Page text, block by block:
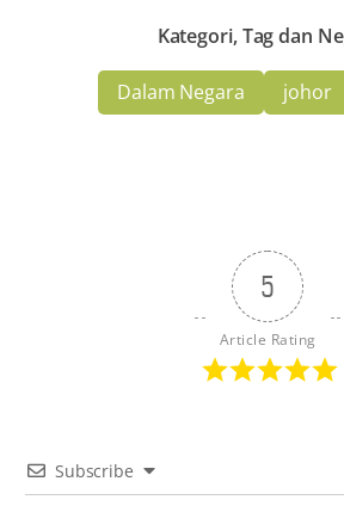
Kategori, Tag dan
Dalam Negara johor
5
Article Rating
Subscribe